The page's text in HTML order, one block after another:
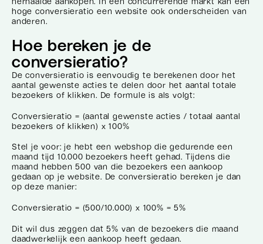
hoge conversieratio een website ook onderscheiden van
anderen.
Hoe bereken je de
conversieratio?
De conversieratio is eenvoudig te berekenen door het
aantal gewenste acties te delen door het aantal totale
bezoekers of klikken. De formule is als volgt:
Conversieratio = (aantal gewenste acties / totaal aantal
bezoekers of klikken) x 100%
Stel je voor: je hebt een webshop die gedurende een
maand tijd 10.000 bezoekers heeft gehad. Tijdens die
maand hebben 500 van die bezoekers een aankoop
gedaan op je website. De conversieratio bereken je dan
op deze manier:
Conversieratio = (500/10.000) x 100% = 5%
Dit wil dus zeggen dat 5% van de bezoekers die maand
daadwerkelijk een aankoop heeft gedaan.